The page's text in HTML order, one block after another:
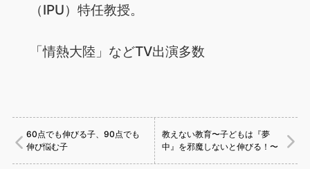
（IPU）特任教授。
「情熱大陸」などTV出演多数
60点でも伸びる子、90点でも
伸び悩む子
教えない教育〜子どもは『夢
中』を邪魔しないと伸びる！〜